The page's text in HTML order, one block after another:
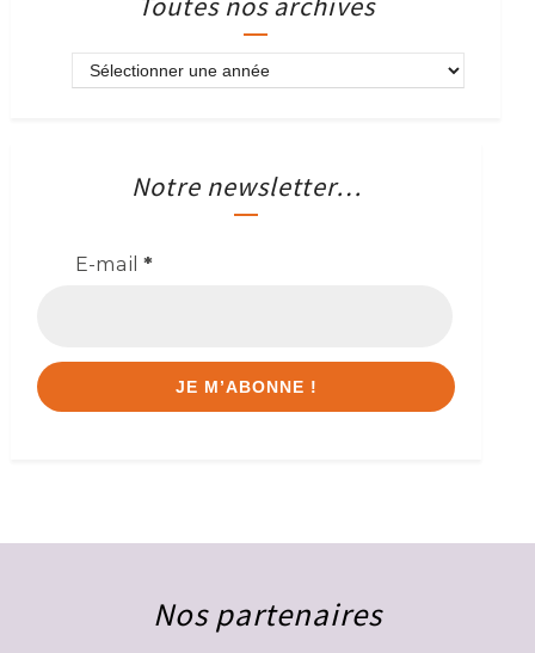
Notre newsletter…
E-mail *
Nos partenaires